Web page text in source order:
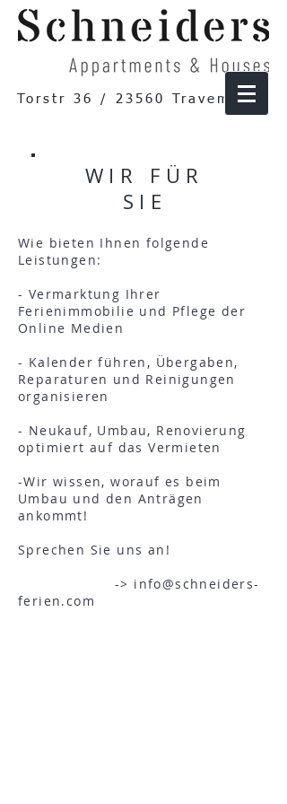
Torstr 36 / 23560 Travemünde
WIR FÜR
SIE
Wie bieten Ihnen folgende
Leistungen:
- Vermarktung Ihrer
Ferienimmobilie und Pflege der
Online Medien
- Kalender führen, Übergaben,
Reparaturen und Reinigungen
organisieren
- Neukauf, Umbau, Renovierung
optimiert auf das Vermieten
-Wir wissen, worauf es beim
Umbau und den Anträgen
ankommt!
Sprechen Sie uns an!
-> info@schneiders-
ferien.com